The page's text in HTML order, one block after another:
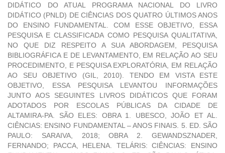
DIDÁTICO DO ATUAL PROGRAMA NACIONAL DO LIVRO
DIDÁTICO (PNLD) DE CIÊNCIAS DOS QUATRO ÚLTIMOS ANOS
DO ENSINO FUNDAMENTAL. COM ESSE OBJETIVO, ESSA
PESQUISA E CLASSIFICADA COMO PESQUISA QUALITATIVA,
NO QUE DIZ RESPEITO A SUA ABORDAGEM, PESQUISA
BIBLIOGRÁFICA E DE LEVANTAMENTO, EM RELAÇÃO AO SEU
PROCEDIMENTO, E PESQUISA EXPLORATÓRIA, EM RELAÇÃO
AO SEU OBJETIVO (GIL, 2010). TENDO EM VISTA ESTE
OBJETIVO, ESSA PESQUISA LEVANTOU INFORMAÇÕES
JUNTO AOS SEGUINTES LIVROS DIDÁTICOS QUE FORAM
ADOTADOS POR ESCOLAS PÚBLICAS DA CIDADE DE
ALTAMIRA-PA. SÃO ELES: OBRA 1. UBESCO, JOÃO ET AL.
CIÊNCIAS: ENSINO FUNDAMENTAL – ANOS FINAIS. 5. ED. SÃO
PAULO: SARAIVA, 2018; OBRA 2. GEWANDSZNADER,
FERNANDO; PACCA, HELENA. TELÁRIS: CIÊNCIAS: ENSINO